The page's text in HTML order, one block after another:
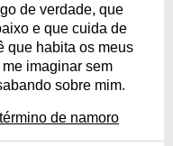
de verdade, que
e que cuida de
que habita os meus
imaginar sem
sobre mim.
de namoro